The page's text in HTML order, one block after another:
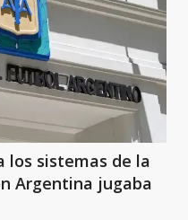
los sistemas de la
Argentina jugaba